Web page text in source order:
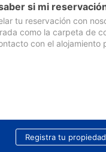
si mi
tu reservación con
como la carpeta de
con el
Registra tu propiedad